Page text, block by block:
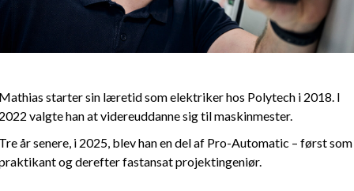
starter sin læretid som elektriker hos Polytech i 2018. I
valgte han at videreuddanne sig til maskinmester.
år senere, i 2025, blev han en del af Pro-Automatic – først som
og derefter fastansat projektingeniør.